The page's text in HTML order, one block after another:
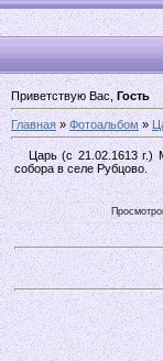
Приветствую Вас,Гость
Главная»Фотоальбом »
Царь (с 21.02.1613 г.)
собора в селе Рубцово.